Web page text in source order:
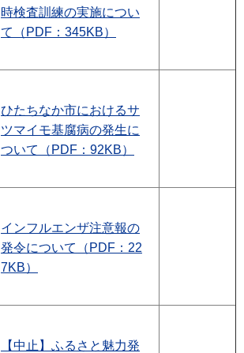
時検査訓練の実施につい
て（PDF：345KB）
ひたちなか市におけるサ
ツマイモ基腐病の発生に
ついて（PDF：92KB）
インフルエンザ注意報の
発令について（PDF：22
7KB）
【中止】ふるさと魅力発